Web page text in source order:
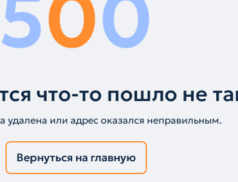
что-то пошло не
удалена или адрес оказался неправильным.
Вернуться на главную